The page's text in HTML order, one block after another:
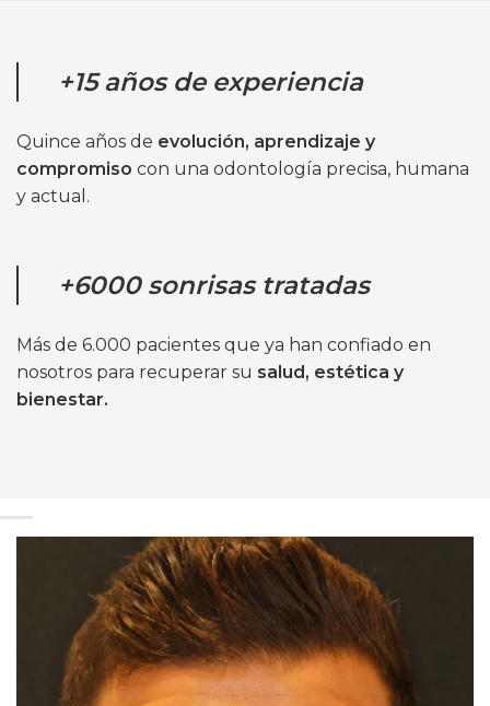
+15 años de experiencia
Quince años de evolución, aprendizaje y
compromiso con una odontología precisa, humana
y actual.
+6000 sonrisas tratadas
Más de 6.000 pacientes que ya han confiado en
nosotros para recuperar su salud, estética y
bienestar.